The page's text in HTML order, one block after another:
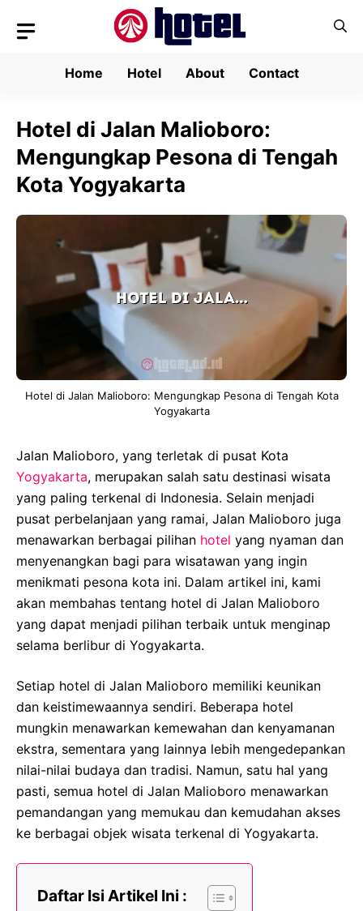
Home
Hotel About Contact
Hotel di Jalan Malioboro:
Mengungkap Pesona di Tengah
Kota Yogyakarta
Hotel di Jalan Malioboro: Mengungkap Pesona di Tengah Kota
Yogyakarta
Jalan Malioboro, yang terletak di pusat Kota
Yogyakarta, merupakan salah satu destinasi wisata
yang paling terkenal di Indonesia. Selain menjadi
pusat perbelanjaan yang ramai, Jalan Malioboro juga
menawarkan berbagai pilihan hotel yang nyaman dan
menyenangkan bagi para wisatawan yang ingin
menikmati pesona kota ini. Dalam artikel ini, kami
akan membahas tentang hotel di Jalan Malioboro
yang dapat menjadi pilihan terbaik untuk menginap
selama berlibur di Yogyakarta.
Setiap hotel di Jalan Malioboro memiliki keunikan
dan keistimewaannya sendiri. Beberapa hotel
mungkin menawarkan kemewahan dan kenyamanan
ekstra, sementara yang lainnya lebih mengedepankan
nilai-nilai budaya dan tradisi. Namun, satu hal yang
pasti, semua hotel di Jalan Malioboro menawarkan
pemandangan yang memukau dan kemudahan akses
ke berbagai objek wisata terkenal di Yogyakarta.
Daftar Isi Artikel Ini :